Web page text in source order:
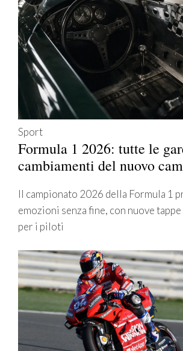
Sport
Formula 1 2026: tutte le
cambiamenti del nuovo
Il campionato 2026 della Formula 1
emozioni senza fine, con nuove
per i piloti